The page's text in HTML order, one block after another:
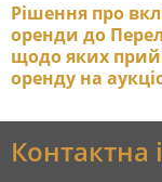
Рішення про
оренди до
щодо яких
оренду на
Контактна